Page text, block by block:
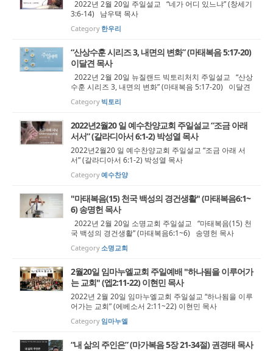
2022년 2월 20일 주일설교 “네가 어디 있느냐” (창세기
3:6-14) 남우택 목사
Category 한우리
“산상수훈 시리즈 3, 내면의 변화” (마태복음 5:17-20)
이달견 목사
2022년 2월 20일 뉴질랜드 빅토리처치 주일설교 “산상
수훈 시리즈 3, 내면의 변화” (마태복음 5:17-20) 이달견
Category 빅토리
2022년2월20 일 예수찬양교회 주일설교 “조금 아래
서서” (갈라디아서 6:1-2) 박성열 목사
2022년2월20 일 예수찬양교회 주일설교 “조금 아래 서
서” (갈라디아서 6:1-2) 박성열 목사
Category예수찬양
"마태복음(15) 천국 백성의 경건생활" (마태복음6:1~
6) 송명헌 목사
2022년 2월 20일 소명교회 주일설교 “마태복음(15) 천
국 백성의 경건생활” (마태복음6:1~6) 송명헌 목사
Category소명교회
2월20일 임마누엘교회 주일예배 "하나됨을 이루어가
는 교회" (엡2:11-22) 이현민 목사
2022년 2월 20일 임마누엘교회 주일설교 “하나됨을 이루
어가는 교회” (에베소서 2:11~22) 이현민 목사
Category 임마누엘
“내 삶의 주인은” (마가복음 5장 21-34절) 권경태 목사